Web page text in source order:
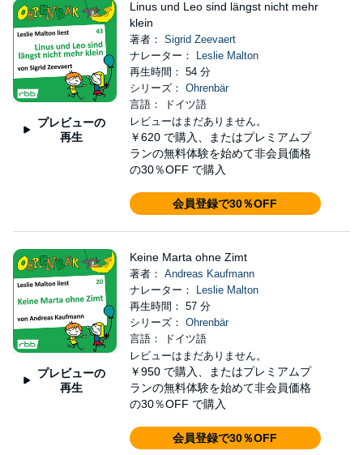
プレビューの
再生
Linus und Leo sind längst nicht mehr
klein
著者： Sigrid Zeevaert
ナレーター：
Leslie Malton
再生時間： 54 分
シリーズ： Ohrenbär
言語： ドイツ語
レビューはまだありません。
￥620 で購入、またはプレミアムプ
ランの無料体験を始めて非会員価格
の30％OFF で購入
会員登録で30％OFF
プレビューの
再生
Keine Marta ohne Zimt
著者： Andreas Kaufmann
ナレーター：
Leslie Malton
再生時間： 57 分
シリーズ： Ohrenbär
言語： ドイツ語
レビューはまだありません。
￥950 で購入、またはプレミアムプ
ランの無料体験を始めて非会員価格
の30％OFF で購入
会員登録で30％OFF